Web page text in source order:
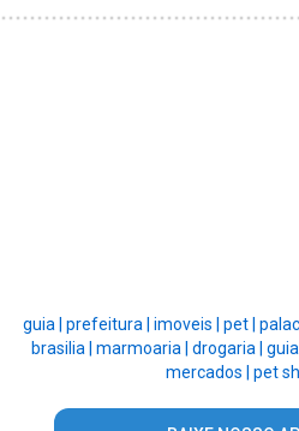
guia | prefeitura | imoveis | pet |
brasilia | marmoaria | drogaria |
mercados | pet